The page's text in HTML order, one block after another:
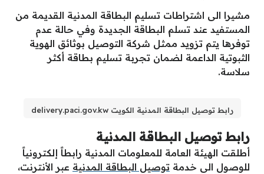
مشيرا الى اشتراطات تسليم البطاقة المدنية القديمة من
المستفيد عند تسلم البطاقة الجديدة وفي حالة عدم
توفرها يتم تزويد ممثل شركة التوصيل بوثائق الهوية
الثبوتية الداعمة لضمان تجربة تسليم بطاقة أكثر
سلاسة.
رابط توصيل البطاقة المدنية الكويت delivery.paci.gov.kw
رابط توصيل البطاقة المدنية
أطلقت الهيئة العامة للمعلومات المدنية رابطاً إلكترونياً
للوصول الى خدمة توصيل البطاقة المدنية عبر الأنترنت،